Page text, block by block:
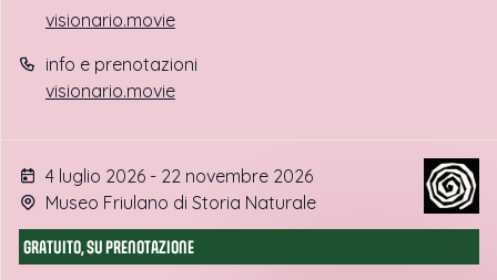
visionario.movie
info e prenotazioni
visionario.movie
4 luglio 2026 - 22 novembre 2026
Museo Friulano di Storia Naturale
GRATUITO, SU PRENOTAZIONE